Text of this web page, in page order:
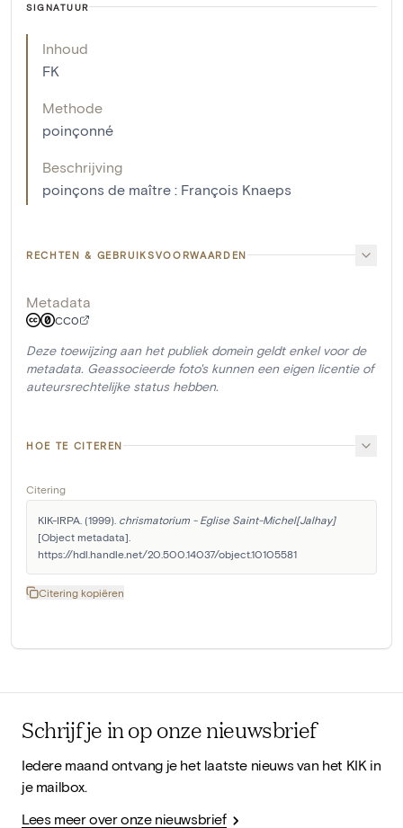
SIGNATUUR
Inhoud
FK
Methode
poinçonné
Beschrijving
poinçons de maître : François Knaeps
RECHTEN & GEBRUIKSVOORWAARDEN
Metadata
CC0
Deze toewijzing aan het publiek domein geldt enkel voor de
metadata. Geassocieerde foto's kunnen een eigen licentie of
auteursrechtelijke status hebben.
HOE TE CITEREN
Citering
KIK-IRPA. (1999). chrismatorium - Eglise Saint-Michel[Jalhay]
[Object metadata].
https://hdl.handle.net/20.500.14037/object.10105581
Citering kopiëren
Schrijf je in op onze nieuwsbrief
Iedere maand ontvang je het laatste nieuws van het KIK in
je mailbox.
Lees meer over onze nieuwsbrief